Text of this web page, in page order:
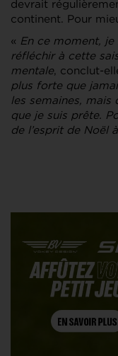
devrait
continent. Pour
« En ce moment, je
réfléchir à cette
mentale, conclut-
plus forte que
les semaines, mais
que je suis prête.
de l’esprit de Noël